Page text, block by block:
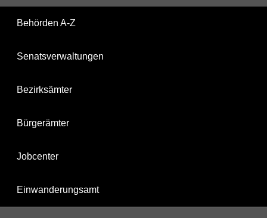
Behörden A-Z
Senatsverwaltungen
Bezirksämter
Bürgerämter
Jobcenter
Einwanderungsamt